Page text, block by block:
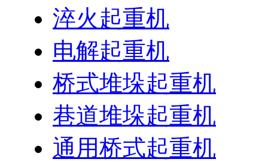
淬火起重机
电解起重机
桥式堆垛起重机
巷道堆垛起重机
通用桥式起重机